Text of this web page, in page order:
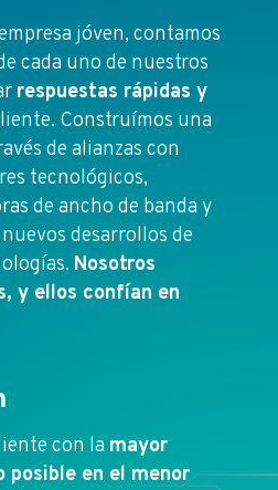
jóven, contamos
cada uno de nuestros
respuestas rápidas y
Construímos una
de alianzas con
tecnológicos,
de ancho de banda y
desarrollos de
Nosotros
y ellos confían en
con la mayor
posible en el menor